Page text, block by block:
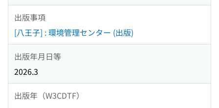
出版事項
[八王子] : 環境管理センター (出版)
出版年月日等
2026.3
出版年（W3CDTF）